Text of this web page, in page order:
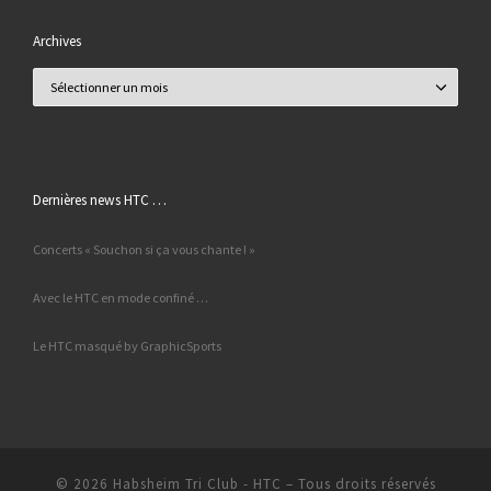
Archives
Dernières news HTC …
Concerts « Souchon si ça vous chante ! »
Avec le HTC en mode confiné …
Le HTC masqué by GraphicSports
© 2026 Habsheim Tri Club - HTC – Tous droits réservés